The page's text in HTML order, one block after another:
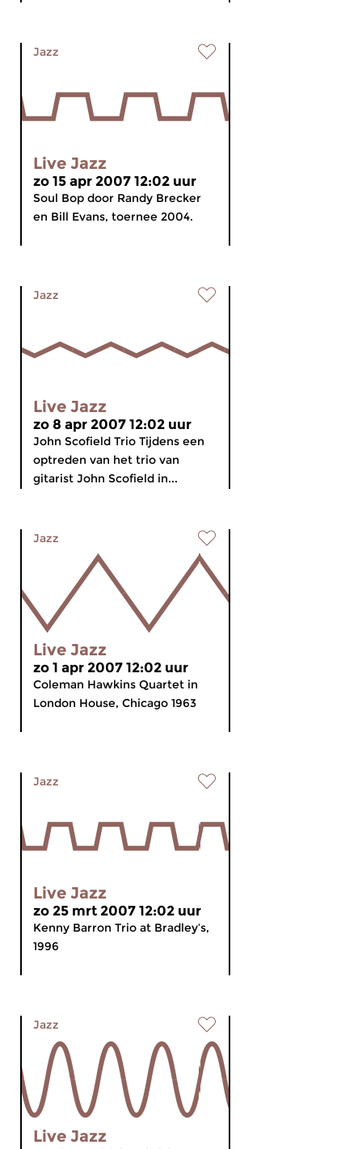
Jazz
Live Jazz
zo 15 apr 2007 12:02 uur
Soul Bop door Randy Brecker
en Bill Evans, toernee 2004.
Jazz
Live Jazz
zo 8 apr 2007 12:02 uur
John Scofield Trio Tijdens een
optreden van het trio van
gitarist John Scofield in...
Jazz
Live Jazz
zo 1 apr 2007 12:02 uur
Coleman Hawkins Quartet in
London House, Chicago 1963
Jazz
Live Jazz
zo 25 mrt 2007 12:02 uur
Kenny Barron Trio at Bradley’s,
1996
Jazz
Live Jazz